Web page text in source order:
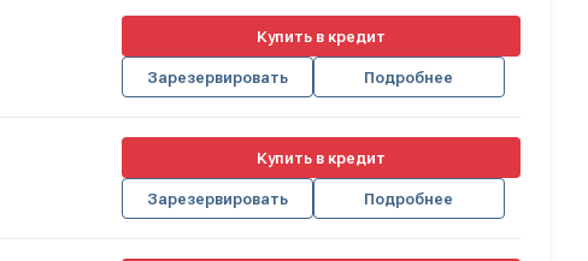
Купить в кредит
Зарезервировать Подробнее
Купить в кредит
Зарезервировать Подробнее